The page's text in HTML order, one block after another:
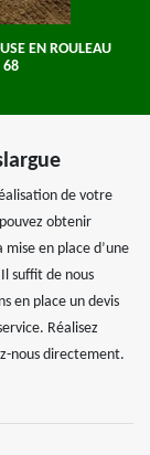
EN ROULEAU
68
de votre
obtenir
en place d’une
suffit de nous
en place un devis
Réalisez
nous directement.